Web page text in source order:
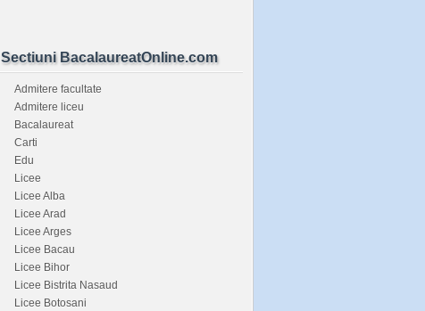
Sectiuni BacalaureatOnline.com
Admitere facultate
Admitere liceu
Bacalaureat
Carti
Edu
Licee
Licee Alba
Licee Arad
Licee Arges
Licee Bacau
Licee Bihor
Licee Bistrita Nasaud
Licee Botosani